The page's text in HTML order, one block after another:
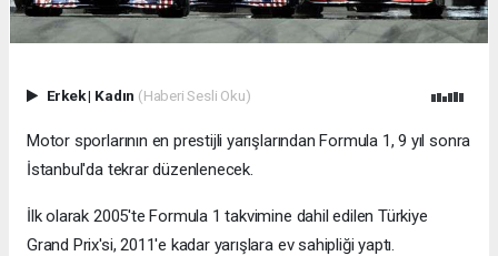
Erkek| Kadın (Haberi Sesli Oku)
Motor sporlarının en prestijli yarışlarından Formula 1, 9 yıl sonra
İstanbul'da tekrar düzenlenecek.
İlk olarak 2005'te Formula 1 takvimine dahil edilen Türkiye
Grand Prix'si, 2011'e kadar yarışlara ev sahipliği yaptı.